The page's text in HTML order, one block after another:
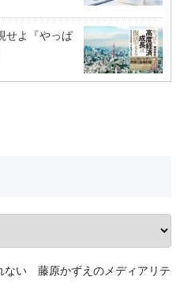
せよ『やっぱ
ない 藤原かずえのメディアリテ